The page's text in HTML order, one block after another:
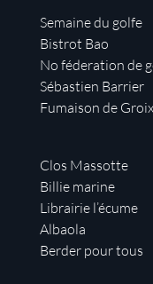
Semaine du golfe
Bistrot Bao
No féderation de
Sébastien Barrier
Fumaison de Groix
Clos Massotte
Billie marine
Librairie l’écume
Albaola
Berder pour tous